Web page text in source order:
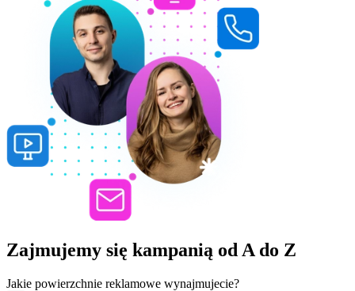
Zajmujemy się kampanią od A do Z
Jakie powierzchnie reklamowe wynajmujecie?